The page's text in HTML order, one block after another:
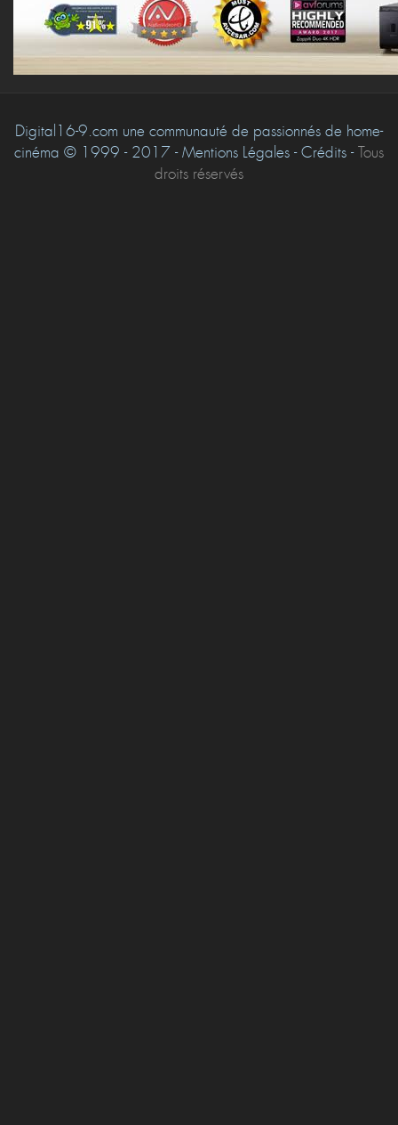
Digital16-9.com une communauté de passionnés de home-
cinéma © 1999 - 2017 - Mentions Légales - Crédits -Tous
droits réservés